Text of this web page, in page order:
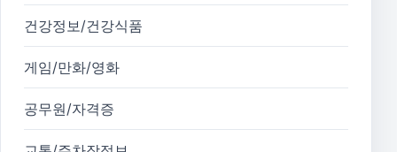
건강정보/건강식품
게임/만화/영화
공무원/자격증